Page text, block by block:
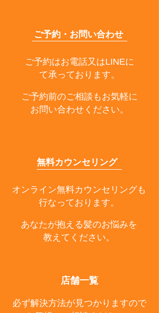
ご予約・お問い合わせ
ご予約はお電話又はLINEに
て承っております。
ご予約前のご相談もお気軽に
お問い合わせください。
無料カウンセリング
オンライン無料カウンセリングも
行なっております。
あなたが抱える髪のお悩みを
教えてください。
店舗一覧
必ず解決方法が見つかりますので